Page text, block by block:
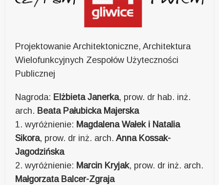
Projektowanie Architektoniczne, Architektura
Wielofunkcyjnych Zespołów Użyteczności
Publicznej
Nagroda: Elżbieta Janerka, prow. dr hab. inż.
arch. Beata Pałubicka Majerska
1. wyróżnienie: Magdalena Wałek i Natalia
Sikora, prow. dr inż. arch. Anna Kossak-
Jagodzińska
2. wyróżnienie: Marcin Kryjak, prow. dr inż. arch.
Małgorzata Balcer-Zgraja